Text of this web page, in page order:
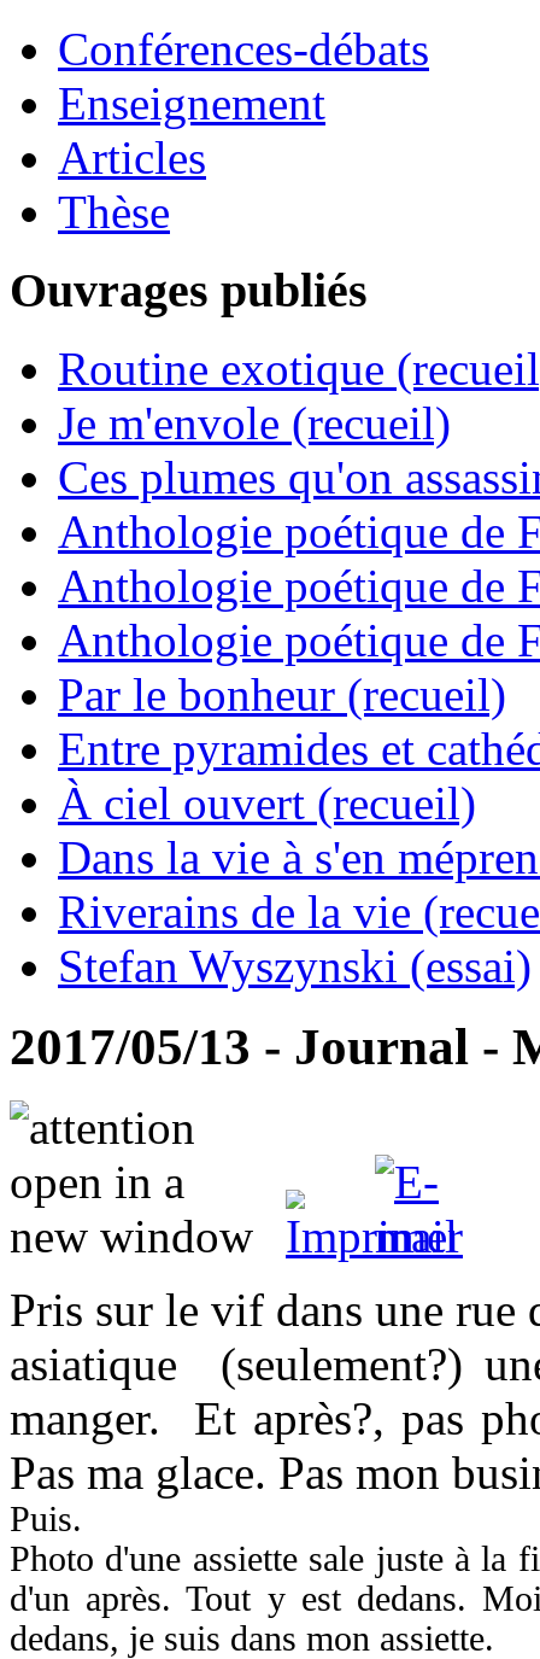
Conférences-débats
Enseignement
Articles
Thèse
Ouvrages publiés
Routine exotique
Je m'envole (recueil)
Ces plumes qu'on
Anthologie poétique de
Anthologie poétique de
Anthologie poétique de
Par le bonheur (recueil)
Entre pyramides et
À ciel ouvert (recueil)
Dans la vie à s'en
Riverains de la vie
Stefan Wyszynski (essai)
2017/05/13 - Journal -
Pris sur le vif dans une rue
asiatique (seulement?)
manger. Et après?, pas
Pas ma glace. Pas mon
Puis.
Photo d'une assiette sale juste à la
d'un après. Tout y est dedans.
dedans, je suis dans mon assiette.